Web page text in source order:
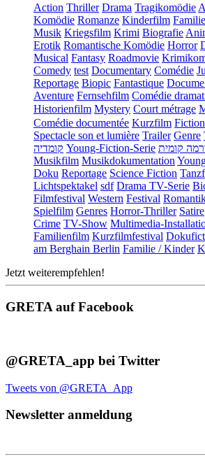
Action Thriller Drama Tragikomödie
Komödie Romanze Kinderfilm Familie
Musik Kriegsfilm Krimi Biografie
Erotik Romantische Komödie Horror
Musical Fantasy Roadmovie
Comedy test Documentary Comédie
Reportage Biopic Fantastique
Aventure Fernsehfilm Comédie
Historienfilm Mystery Court métrage
Comédie documentée Kurzfilm Fiction
Spectacle son et lumière Trailer Genre
קומדיה Young-Fiction-Serie קומית
Musikfilm Musikdokumentation
Doku Reportage Science Fiction
Lichtspektakel sdf Drama TV-Serie
Filmfestival Western Festival
Spielfilm Genres Horror-Thriller Satire
Crime TV-Show Multimedia-
Familienfilm Kurzfilmfestival
am Berghain Berlin Familie / Kinder
Jetzt weiterempfehlen!
GRETA auf Facebook
@GRETA_app bei Twitter
Tweets von @GRETA_App
Newsletter anmeldung